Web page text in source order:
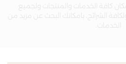
كافة الخدمات والمنتجات ولجميع
الشرائح، بامكانك البحث عن مزيد من
الخدمات.